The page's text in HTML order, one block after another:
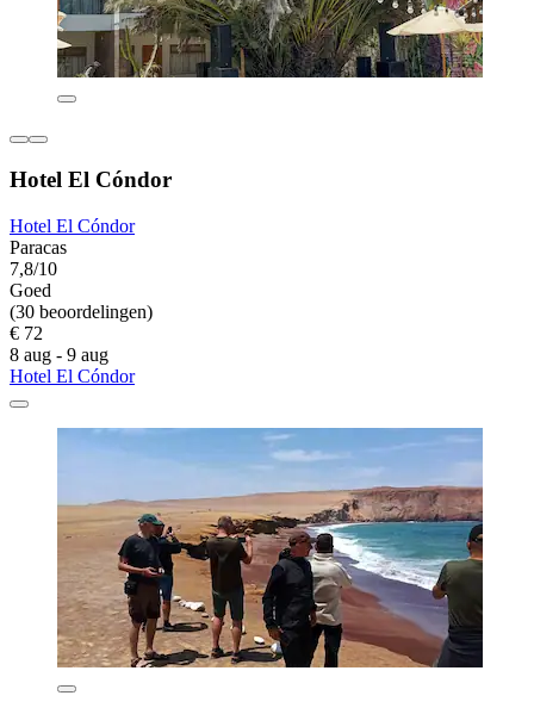
Hotel El Cóndor
Hotel El Cóndor
Paracas
7,8/10
Goed
(30 beoordelingen)
€ 72
8 aug - 9 aug
Hotel El Cóndor